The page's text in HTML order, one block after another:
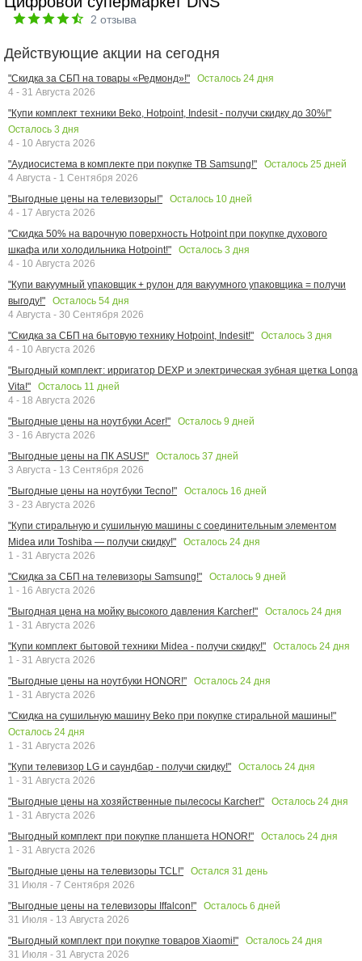
2 отзыва
Действующие акции на сегодня
"Скидка за СБП на товары «Редмонд»!" Осталось 24 дня
4 - 31 Августа 2026
"Купи комплект техники Beko, Hotpoint, Indesit - получи скидку до 30%!"
Осталось 3 дня
4 - 10 Августа 2026
"Аудиосистема в комплекте при покупке ТВ Samsung!"
Осталось 25 дней
4 Августа - 1 Сентября 2026
"Выгодные цены на телевизоры!"
Осталось 10 дней
4 - 17 Августа 2026
"Скидка 50% на варочную поверхность Hotpoint при покупке духового
шкафа или холодильника Hotpoint!"
Осталось 3 дня
4 - 10 Августа 2026
"Купи вакуумный упаковщик + рулон для вакуумного упаковщика = получи
выгоду!"
Осталось 54 дня
4 Августа - 30 Сентября 2026
"Скидка за СБП на бытовую технику Hotpoint, Indesit!"
Осталось 3 дня
4 - 10 Августа 2026
"Выгодный комплект: ирригатор DEXP и электрическая зубная щетка Longa
Vita!"
Осталось 11 дней
4 - 18 Августа 2026
"Выгодные цены на ноутбуки Acer!"
Осталось 9 дней
3 - 16 Августа 2026
"Выгодные цены на ПК ASUS!"
Осталось 37 дней
3 Августа - 13 Сентября 2026
"Выгодные цены на ноутбуки Tecno!"
Осталось 16 дней
3 - 23 Августа 2026
"Купи стиральную и сушильную машины с соединительным элементом
Midea или Toshiba — получи скидку!"
Осталось 24 дня
1 - 31 Августа 2026
"Скидка за СБП на телевизоры Samsung!"
Осталось 9 дней
1 - 16 Августа 2026
"Выгодная цена на мойку высокого давления Karcher!"
Осталось 24 дня
1 - 31 Августа 2026
"Купи комплект бытовой техники Midea - получи скидку!"
Осталось 24 дня
1 - 31 Августа 2026
"Выгодные цены на ноутбуки HONOR!"
Осталось 24 дня
1 - 31 Августа 2026
"Скидка на сушильную машину Beko при покупке стиральной машины!"
Осталось 24 дня
1 - 31 Августа 2026
"Купи телевизор LG и саундбар - получи скидку!"
Осталось 24 дня
1 - 31 Августа 2026
"Выгодные цены на хозяйственные пылесосы Karcher!"
Осталось 24 дня
1 - 31 Августа 2026
"Выгодный комплект при покупке планшета HONOR!"
Осталось 24 дня
1 - 31 Августа 2026
"Выгодные цены на телевизоры TCL!"
Остался 31 день
31 Июля - 7 Сентября 2026
"Выгодные цены на телевизоры Iffalcon!"
Осталось 6 дней
31 Июля - 13 Августа 2026
"Выгодный комплект при покупке товаров Xiaomi!"
Осталось 24 дня
31 Июля - 31 Августа 2026